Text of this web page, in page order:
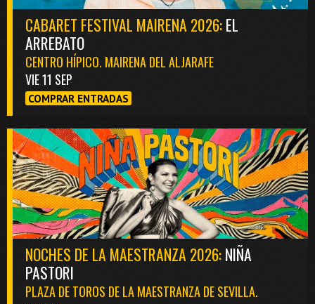
CABARET FESTIVAL MAIRENA 2026:EL
ARREBATO
CENTRO HÍPICO. MAIRENA DEL ALJARAFE
VIE 11 SEP
COMPRAR ENTRADAS
NOCHES DE LA MAESTRANZA 2026:NIÑA
PASTORI
PLAZA DE TOROS DE LA MAESTRANZA DE SEVILLA.